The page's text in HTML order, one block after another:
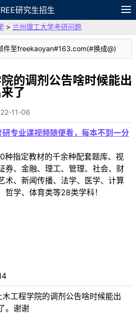
研究生招生
APP 笔记
论坛
> 兰州理工大学考研问题
件至freekaoyan#163.com(#换成@)
的调剂公告啥时候能出
了
11-06
专业课视频随便看，每本不到一分
种指定教材的千余种配套题库、视
券、金融、理工、管理、社会、财
术、新闻传播、法学、医学、计算
学、体育类等28类学科！
工程学院的调剂公告啥时候能出
。谢谢